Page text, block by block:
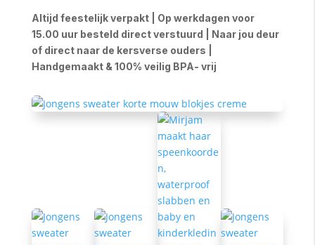
Altijd feestelijk verpakt | Op werkdagen voor
15.00 uur besteld direct verstuurd | Naar jou deur
of direct naar de kersverse ouders |
Handgemaakt & 100% veilig BPA- vrij